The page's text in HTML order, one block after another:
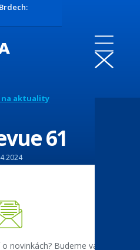
aktuality
61
novinkách? Budeme vám